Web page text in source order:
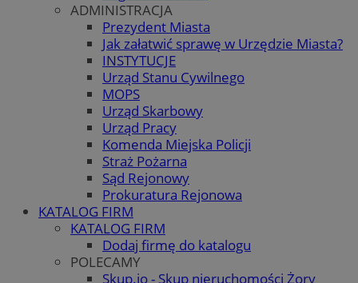
ADMINISTRACJA
Prezydent Miasta
Jak załatwić sprawę w Urzędzie Miasta?
INSTYTUCJE
Urząd Stanu Cywilnego
MOPS
Urząd Skarbowy
Urząd Pracy
Komenda Miejska Policji
Straż Pożarna
Sąd Rejonowy
Prokuratura Rejonowa
KATALOG FIRM
KATALOG FIRM
Dodaj firmę do katalogu
POLECAMY
Skup.io - Skup nieruchomości Żory